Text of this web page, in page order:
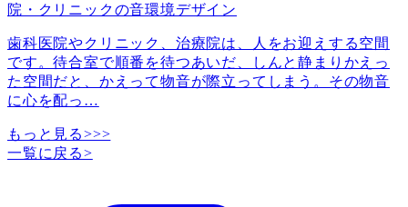
院・クリニックの音環境デザイン
歯科医院やクリニック、治療院は、人をお迎えする空間
です。待合室で順番を待つあいだ、しんと静まりかえっ
た空間だと、かえって物音が際立ってしまう。その物音
に心を配っ …
もっと見る>>>
一覧に戻る>